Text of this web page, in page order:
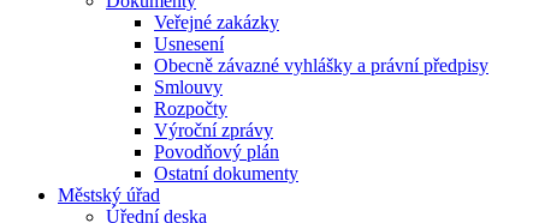
Veřejné zakázky
Usnesení
Obecně závazné vyhlášky a právní předpisy
Smlouvy
Rozpočty
Výroční zprávy
Povodňový plán
Ostatní dokumenty
Městský úřad
Úřední deska